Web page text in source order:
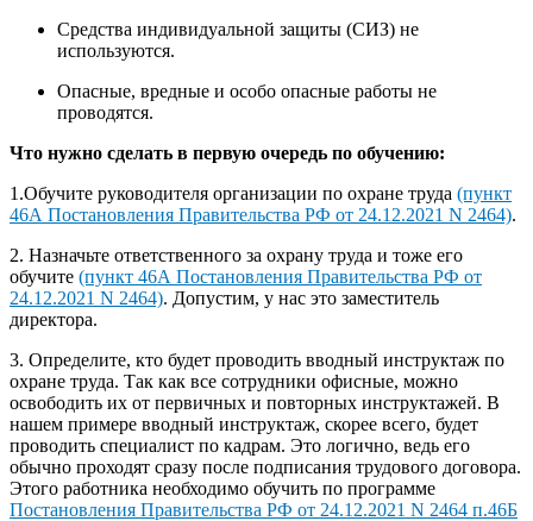
Средства индивидуальной защиты (СИЗ) не
используются.
Опасные, вредные и особо опасные работы не
проводятся.
Что нужно сделать в первую очередь по обучению:
1.Обучите руководителя организации по охране труда (пункт
46А Постановления Правительства РФ от 24.12.2021 N 2464).
2. Назначьте ответственного за охрану труда и тоже его
обучите (пункт 46А Постановления Правительства РФ от
24.12.2021 N 2464). Допустим, у нас это заместитель
директора.
3. Определите, кто будет проводить вводный инструктаж по
охране труда. Так как все сотрудники офисные, можно
освободить их от первичных и повторных инструктажей. В
нашем примере вводный инструктаж, скорее всего, будет
проводить специалист по кадрам. Это логично, ведь его
обычно проходят сразу после подписания трудового договора.
Этого работника необходимо обучить по программе
Постановления Правительства РФ от 24.12.2021 N 2464 п.46Б